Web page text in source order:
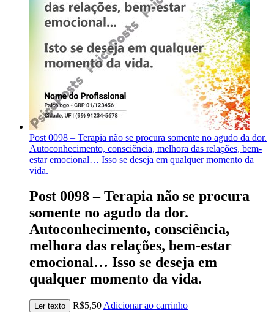
Post 0098 – Terapia não se procura somente no agudo da dor.
Autoconhecimento, consciência, melhora das relações, bem-
estar emocional… Isso se deseja em qualquer momento da
vida.
Post 0098 – Terapia não se procura
somente no agudo da dor.
Autoconhecimento, consciência,
melhora das relações, bem-estar
emocional… Isso se deseja em
qualquer momento da vida.
Ler texto R$5,50 Adicionar ao carrinho